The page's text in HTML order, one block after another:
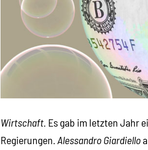
Wirtschaft. Es gab im letzten Jahr
Regierungen. Alessandro Giardiello